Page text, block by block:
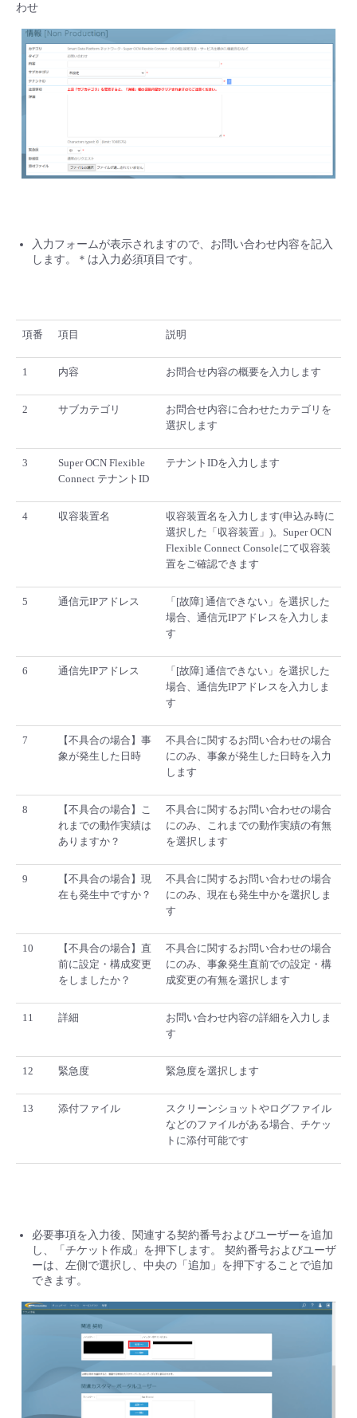
わせ
入力フォームが表示されますので、お問い合わせ内容を記入
します。＊は入力必須項目です。
項番 項目 説明
1 内容 お問合せ内容の概要を入力します
2 サブカテゴリ
お問合せ内容に合わせたカテゴリを
選択します
3
Super OCN Flexible
Connect テナントID
テナントIDを入力します
4 収容装置名
収容装置名を入力します(申込み時に
選択した「収容装置」)。Super OCN
Flexible Connect Consoleにて収容装
置をご確認できます
5 通信元IPアドレス
「[故障] 通信できない」を選択した
場合、通信元IPアドレスを入力しま
す
6 通信先IPアドレス
「[故障] 通信できない」を選択した
場合、通信先IPアドレスを入力しま
す
7
【不具合の場合】事
象が発生した日時
不具合に関するお問い合わせの場合
にのみ、事象が発生した日時を入力
します
8
【不具合の場合】こ
れまでの動作実績は
ありますか？
不具合に関するお問い合わせの場合
にのみ、これまでの動作実績の有無
を選択します
9
【不具合の場合】現
在も発生中ですか？
不具合に関するお問い合わせの場合
にのみ、現在も発生中かを選択しま
す
10
【不具合の場合】直
前に設定・構成変更
をしましたか？
不具合に関するお問い合わせの場合
にのみ、事象発生直前での設定・構
成変更の有無を選択します
11 詳細
お問い合わせ内容の詳細を入力しま
す
12 緊急度 緊急度を選択します
13 添付ファイル
スクリーンショットやログファイル
などのファイルがある場合、チケッ
トに添付可能です
必要事項を入力後、関連する契約番号およびユーザーを追加
し、「チケット作成」を押下します。 契約番号およびユーザ
ーは、左側で選択し、中央の「追加」を押下することで追加
できます。